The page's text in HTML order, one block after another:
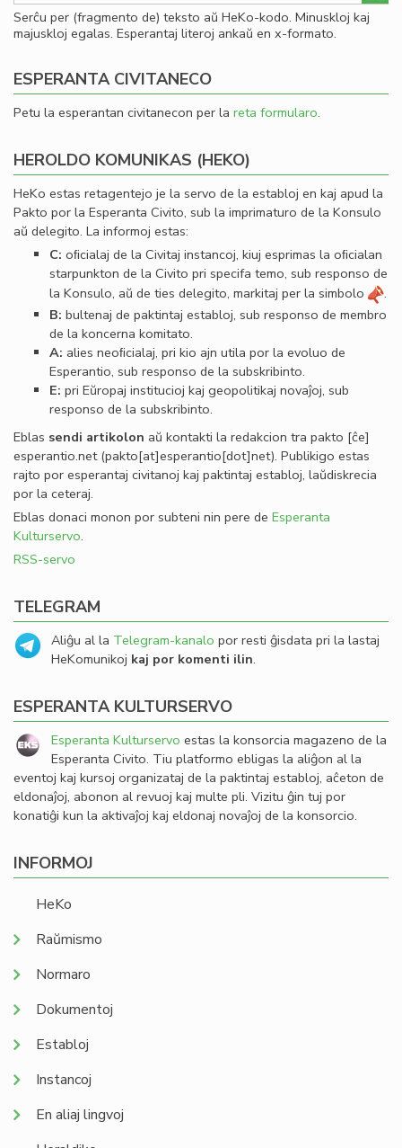
Serĉu per (fragmento de) teksto aŭ HeKo-kodo. Minuskloj kaj
majuskloj egalas. Esperantaj literoj ankaŭ en x-formato.
ESPERANTA CIVITANECO
Petu la esperantan civitanecon per la reta formularo.
HEROLDO KOMUNIKAS (HEKO)
HeKo estas retagentejo je la servo de la establoj en kaj apud la
Pakto por la Esperanta Civito, sub la imprimaturo de la Konsulo
aŭ delegito. La informoj estas:
C: oﬁcialaj de la Civitaj instancoj, kiuj esprimas la oﬁcialan
starpunkton de la Civito pri specifa temo, sub responso de
la Konsulo, aŭ de ties delegito, markitaj per la simbolo
.
B: bultenaj de paktintaj establoj, sub responso de membro
de la koncerna komitato.
A: alies neoﬁcialaj, pri kio ajn utila por la evoluo de
Esperantio, sub responso de la subskribinto.
E: pri Eŭropaj institucioj kaj geopolitikaj novaĵoj, sub
responso de la subskribinto.
Eblas sendi artikolon aŭ kontakti la redakcion tra pakto [ĉe]
esperantio.net(pakto[at]esperantio[dot]net). Publikigo estas
rajto por esperantaj civitanoj kaj paktintaj establoj, laŭdiskrecia
por la ceteraj.
Eblas donaci monon por subteni nin pere de Esperanta
Kulturservo.
RSS-servo
TELEGRAM
Aliĝu al la Telegram-kanalo por resti ĝisdata pri la lastaj
HeKomunikoj kaj por komenti ilin.
ESPERANTA KULTURSERVO
Esperanta Kulturservo estas la konsorcia magazeno de la
Esperanta Civito. Tiu platformo ebligas la aliĝon al la
eventoj kaj kursoj organizataj de la paktintaj establoj, aĉeton de
eldonaĵoj, abonon al revuoj kaj multe pli. Vizitu ĝin tuj por
konatiĝi kun la aktivaĵoj kaj eldonaj novaĵoj de la konsorcio.
INFORMOJ
HeKo
Raŭmismo
Normaro
Dokumentoj
Establoj
Instancoj
En aliaj lingvoj